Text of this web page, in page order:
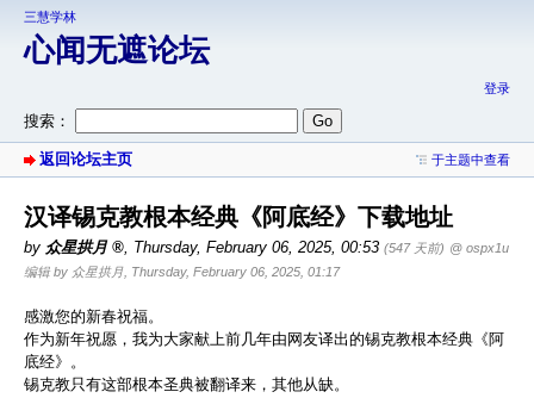
三慧学林
心闻无遮论坛
登录
搜索：
返回论坛主页 于主题中查看
汉译锡克教根本经典《阿底经》下载地址
by 众星拱月 , Thursday, February 06, 2025, 00:53 (547 天前) @ ospx1u
编辑 by 众星拱月, Thursday, February 06, 2025, 01:17
感激您的新春祝福。
作为新年祝愿，我为大家献上前几年由网友译出的锡克教根本经典《阿
底经》。
锡克教只有这部根本圣典被翻译来，其他从缺。